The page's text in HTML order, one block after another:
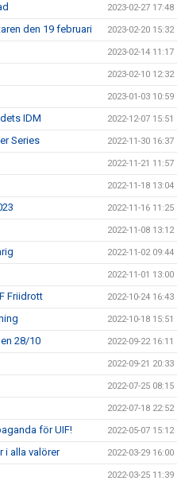
2023-02-27 17:48
den 19 februari 2023-02-20 15:32
2023-02-14 11:17
2023-02-10 12:32
2023-01-03 10:59
IDM 2022-12-07 15:51
Series 2022-11-30 16:37
2022-11-21 11:57
2022-11-18 13:04
2022-11-16 11:25
2022-11-08 13:12
2022-11-02 09:44
2022-11-01 13:00
Friidrott 2022-10-24 16:43
2022-10-18 15:51
28/10 2022-09-22 16:11
2022-09-21 20:33
2022-07-25 08:15
2022-07-18 22:52
för UIF! 2022-05-07 15:12
i alla valörer 2022-03-29 16:00
2022-03-25 11:39